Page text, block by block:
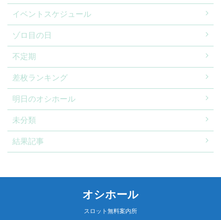
イベントスケジュール
ゾロ目の日
不定期
差枚ランキング
明日のオシホール
未分類
結果記事
オシホール
スロット無料案内所